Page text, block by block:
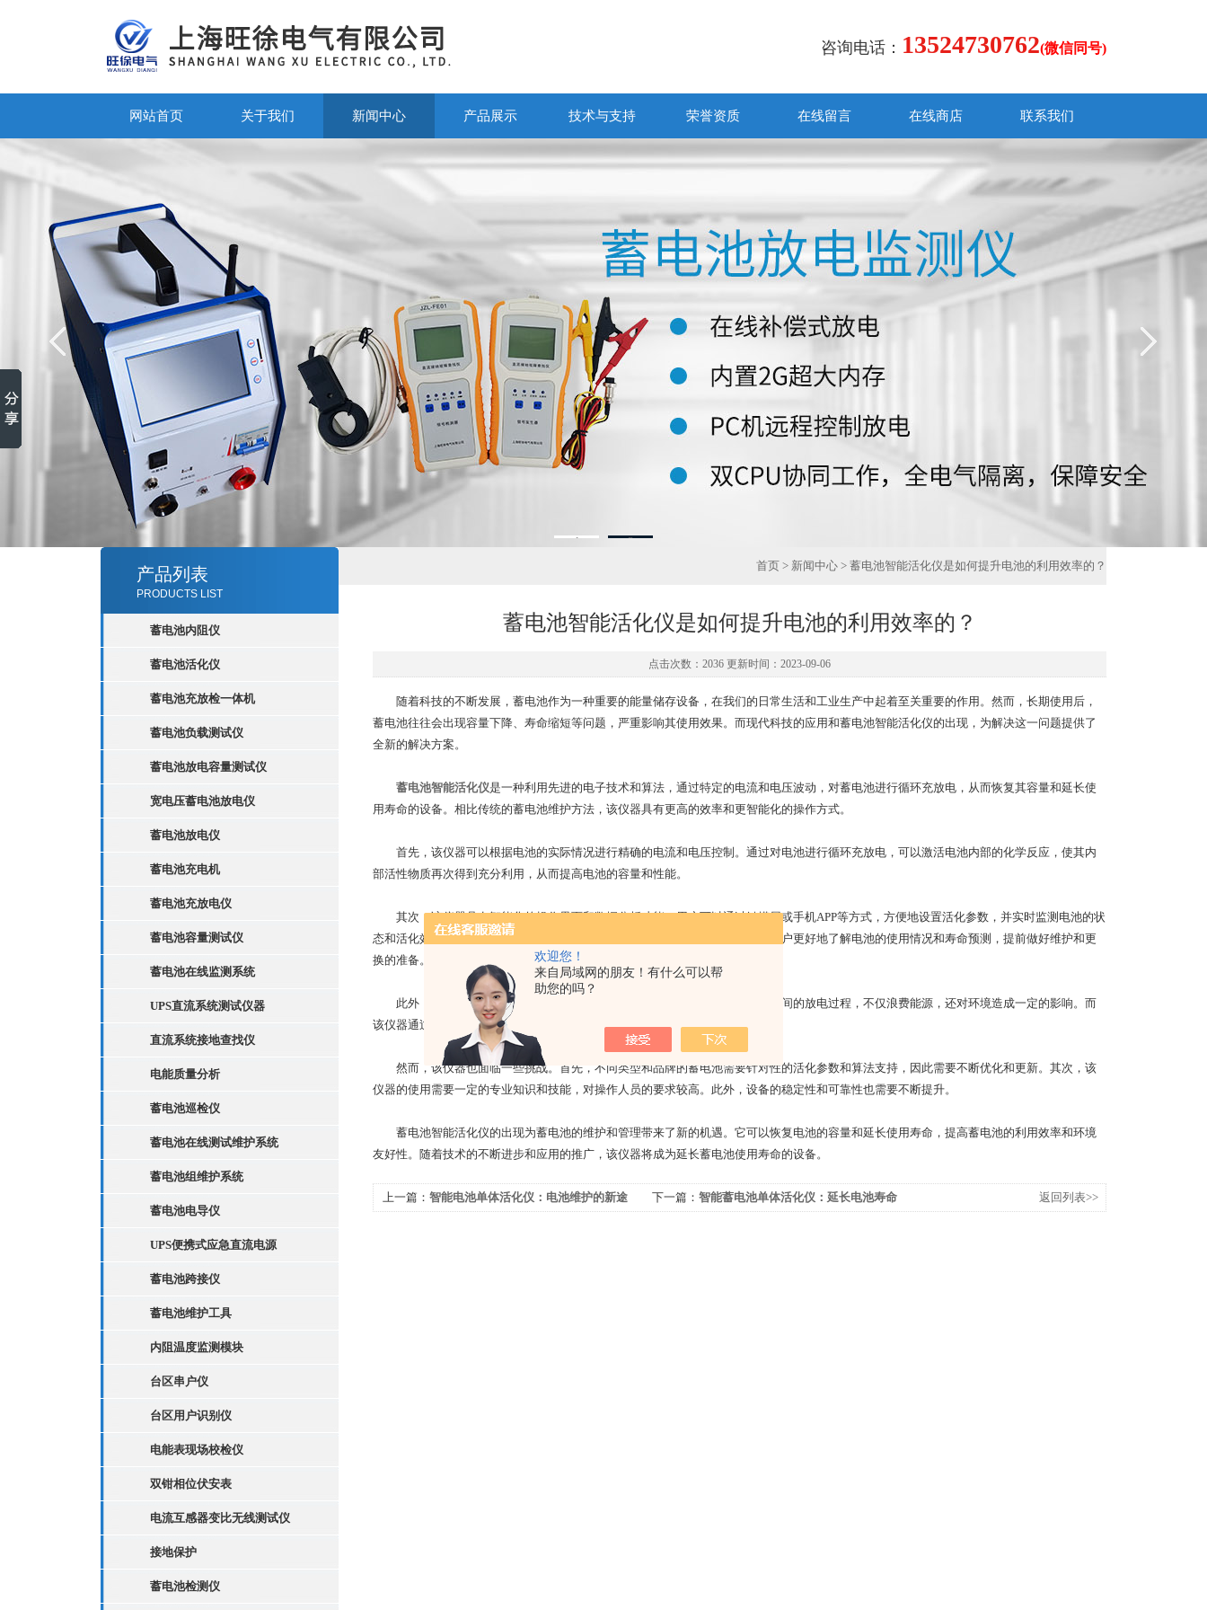
欢迎您！
来自局域网的朋友！有什么可以帮
助您的吗？
咨询电话： 13524730762(微信同号)
网站首页 关于我们 新闻中心 产品展示 技术与支持 荣誉资质 在线留言 在线商店 联系我们
1 2
产品列表
PRODUCTS LIST
蓄电池内阻仪
蓄电池活化仪
蓄电池充放检一体机
蓄电池负载测试仪
蓄电池放电容量测试仪
宽电压蓄电池放电仪
蓄电池放电仪
蓄电池充电机
蓄电池充放电仪
蓄电池容量测试仪
蓄电池在线监测系统
UPS直流系统测试仪器
直流系统接地查找仪
电能质量分析
蓄电池巡检仪
蓄电池在线测试维护系统
蓄电池组维护系统
蓄电池电导仪
UPS便携式应急直流电源
蓄电池跨接仪
蓄电池维护工具
内阻温度监测模块
台区串户仪
台区用户识别仪
电能表现场校检仪
双钳相位伏安表
电流互感器变比无线测试仪
接地保护
蓄电池检测仪
首页 > 新闻中心 > 蓄电池智能活化仪是如何提升电池的利用效率的？
蓄电池智能活化仪是如何提升电池的利用效率的？
点击次数：2036 更新时间：2023-09-06
随着科技的不断发展，蓄电池作为一种重要的能量储存设备，在我们的日常生活和工业生产中起着至关重要的作用。然而，长期使用后，
蓄电池往往会出现容量下降、寿命缩短等问题，严重影响其使用效果。而现代科技的应用和蓄电池智能活化仪的出现，为解决这一问题提供了
全新的解决方案。
蓄电池智能活化仪是一种利用先进的电子技术和算法，通过特定的电流和电压波动，对蓄电池进行循环充放电，从而恢复其容量和延长使
用寿命的设备。相比传统的蓄电池维护方法，该仪器具有更高的效率和更智能化的操作方式。
首先，该仪器可以根据电池的实际情况进行精确的电流和电压控制。通过对电池进行循环充放电，可以激活电池内部的化学反应，使其内
部活性物质再次得到充分利用，从而提高电池的容量和性能。
其次，该仪器具有智能化的操作界面和数据分析功能。用户可以通过触摸屏或手机APP等方式，方便地设置活化参数，并实时监测电池的状
态和活化效果。同时，该仪器还可以对电池的历史数据进行存储和分析，帮助用户更好地了解电池的使用情况和寿命预测，提前做好维护和更
换的准备。
此外，该仪器还具有高效节能的特点。传统的蓄电池维护方法往往需要长时间的放电过程，不仅浪费能源，还对环境造成一定的影响。而
该仪器通过优化充放电方式和时间，可以大大减少能源消耗，降低维护成本。
然而，该仪器也面临一些挑战。首先，不同类型和品牌的蓄电池需要针对性的活化参数和算法支持，因此需要不断优化和更新。其次，该
仪器的使用需要一定的专业知识和技能，对操作人员的要求较高。此外，设备的稳定性和可靠性也需要不断提升。
蓄电池智能活化仪的出现为蓄电池的维护和管理带来了新的机遇。它可以恢复电池的容量和延长使用寿命，提高蓄电池的利用效率和环境
友好性。随着技术的不断进步和应用的推广，该仪器将成为延长蓄电池使用寿命的设备。
上一篇： 智能电池单体活化仪：电池维护的新途
下一篇： 智能蓄电池单体活化仪：延长电池寿命
返回列表>>